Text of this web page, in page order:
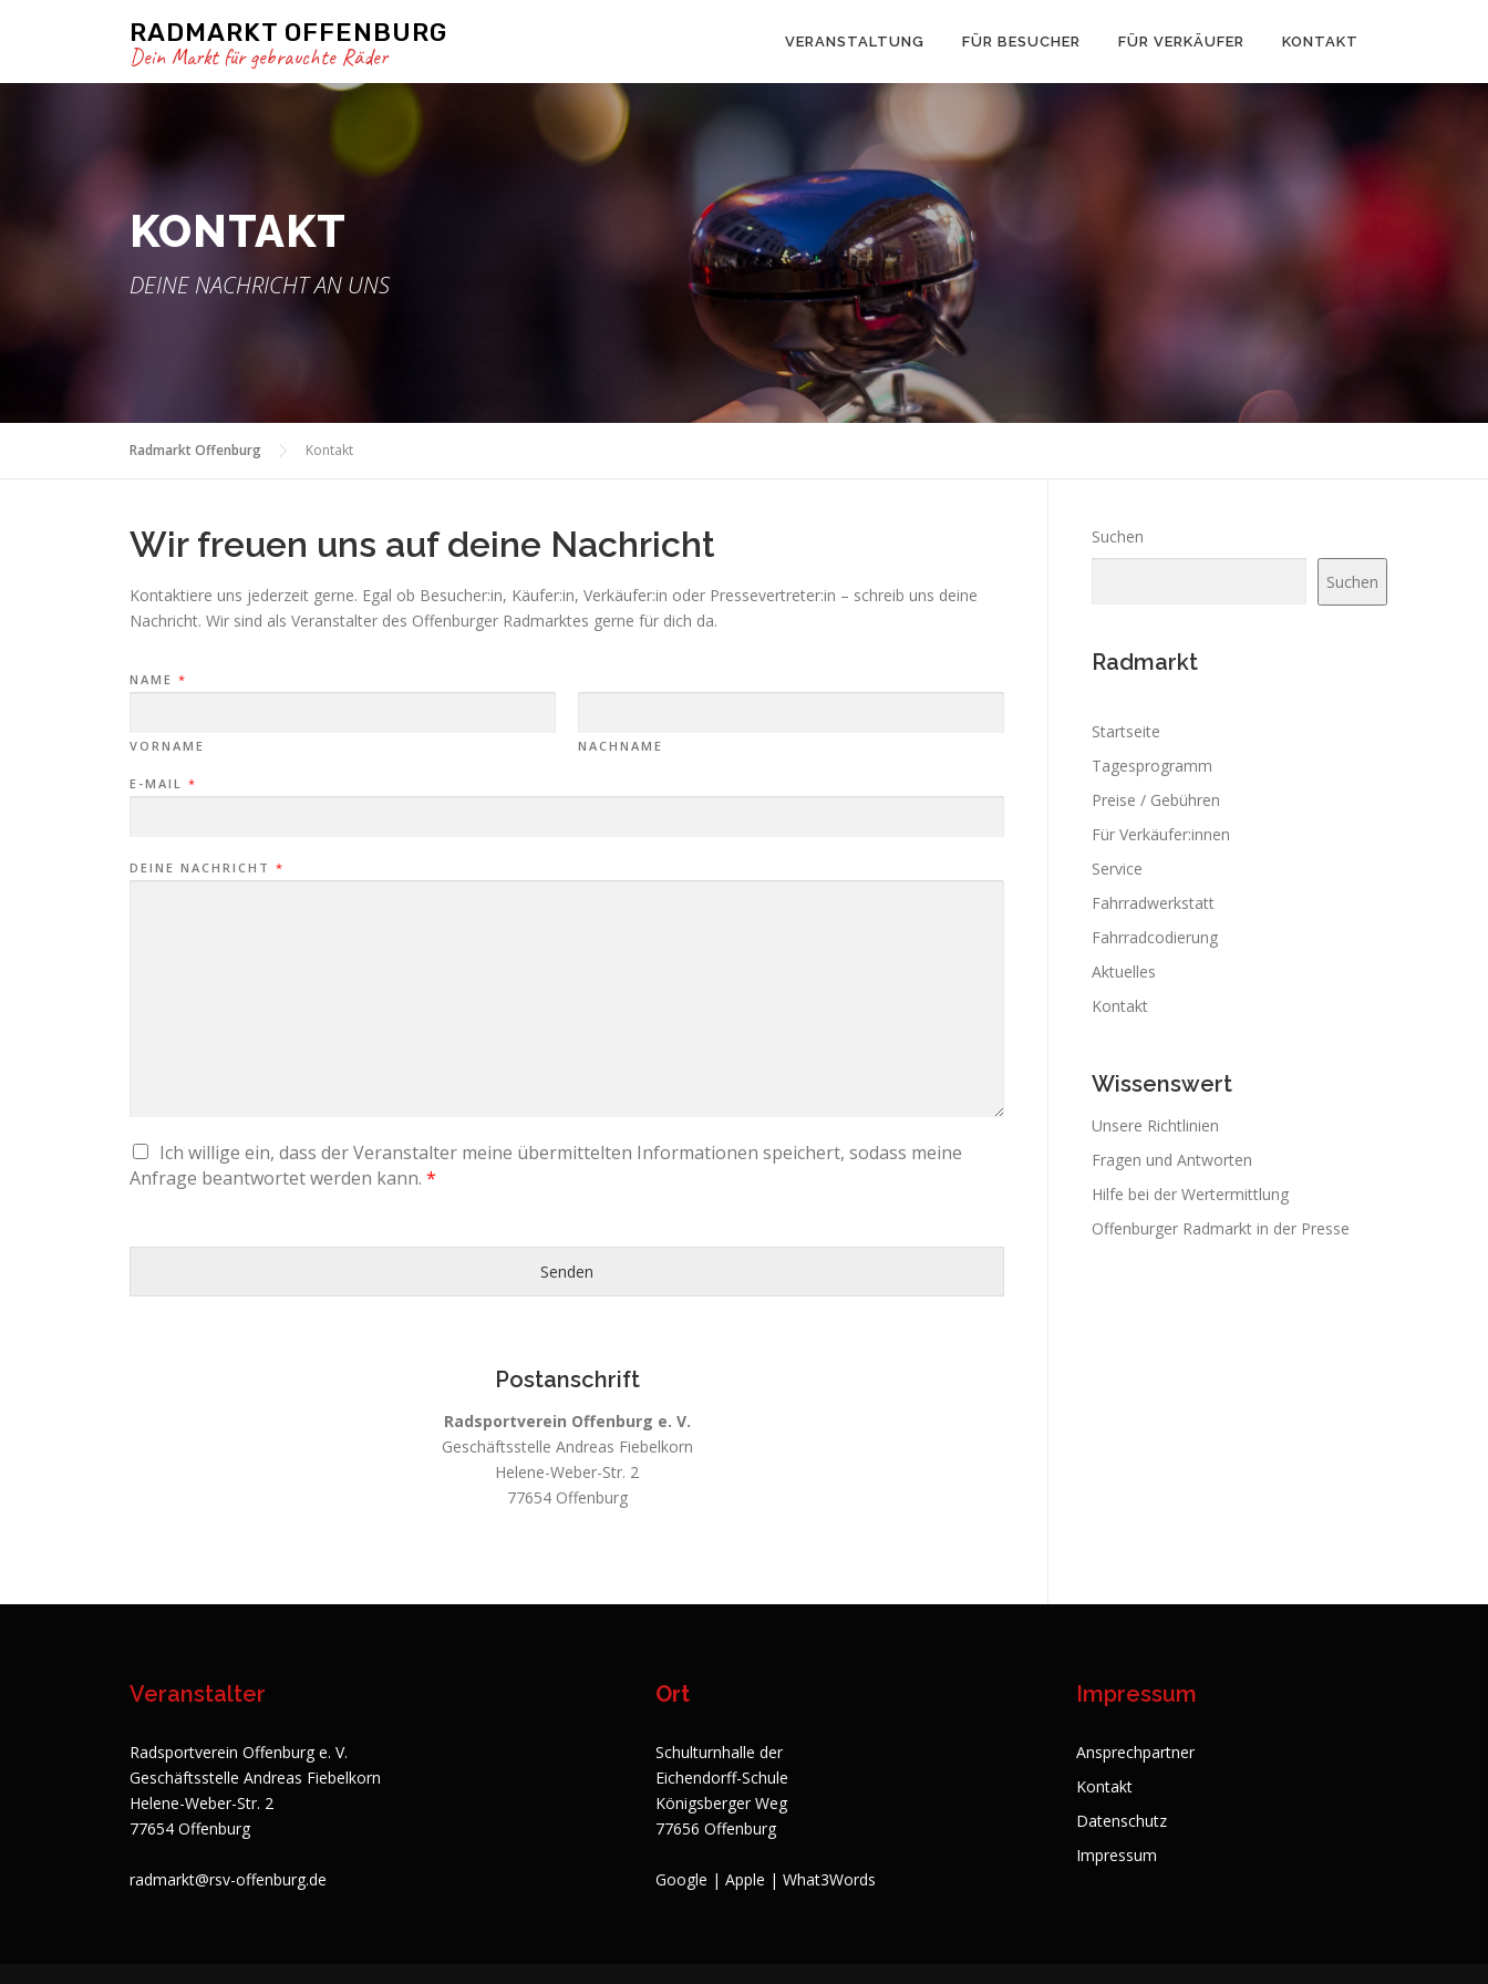
RADMARKT OFFENBURG
Dein Markt für gebrauchte Räder
VERANSTALTUNG FÜR BESUCHER FÜR VERKÄUFER KONTAKT
KONTAKT
DEINE NACHRICHT AN UNS
Radmarkt Offenburg Kontakt
Wir freuen uns auf deine Nachricht
Kontaktiere uns jederzeit gerne. Egal ob Besucher:in, Käufer:in, Verkäufer:in oder Pressevertreter:in – schreib uns deine
Nachricht. Wir sind als Veranstalter des Offenburger Radmarktes gerne für dich da.
NAME *
VORNAME NACHNAME
E-MAIL *
DEINE NACHRICHT *
D
S
G
E
Ich willige ein, dass der Veranstalter meine übermittelten Informationen speichert, sodass meine
Anfrage beantwortet werden kann. *
Senden
Postanschrift
Radsportverein Offenburg e. V.
Geschäftsstelle Andreas Fiebelkorn
Helene-Weber-Str. 2
77654 Offenburg
Suchen
Suchen
Radmarkt
Startseite
Tagesprogramm
Preise / Gebühren
Für Verkäufer:innen
Service
Fahrradwerkstatt
Fahrradcodierung
Aktuelles
Kontakt
Wissenswert
Unsere Richtlinien
Fragen und Antworten
Hilfe bei der Wertermittlung
Offenburger Radmarkt in der Presse
Veranstalter
Radsportverein Offenburg e. V.
Geschäftsstelle Andreas Fiebelkorn
Helene-Weber-Str. 2
77654 Offenburg
radmarkt@rsv-offenburg.de
Ort
Schulturnhalle der
Eichendorff-Schule
Königsberger Weg
77656 Offenburg
Google | Apple | What3Words
Impressum
Ansprechpartner
Kontakt
Datenschutz
Impressum